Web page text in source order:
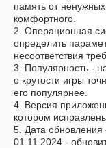
память от
комфортного.
2. Операционная
определить
несоответствия
3. Популярность -
о крутости игры
его популярнее.
4. Версия
котором
5. Дата обновления
01.11.2024 -